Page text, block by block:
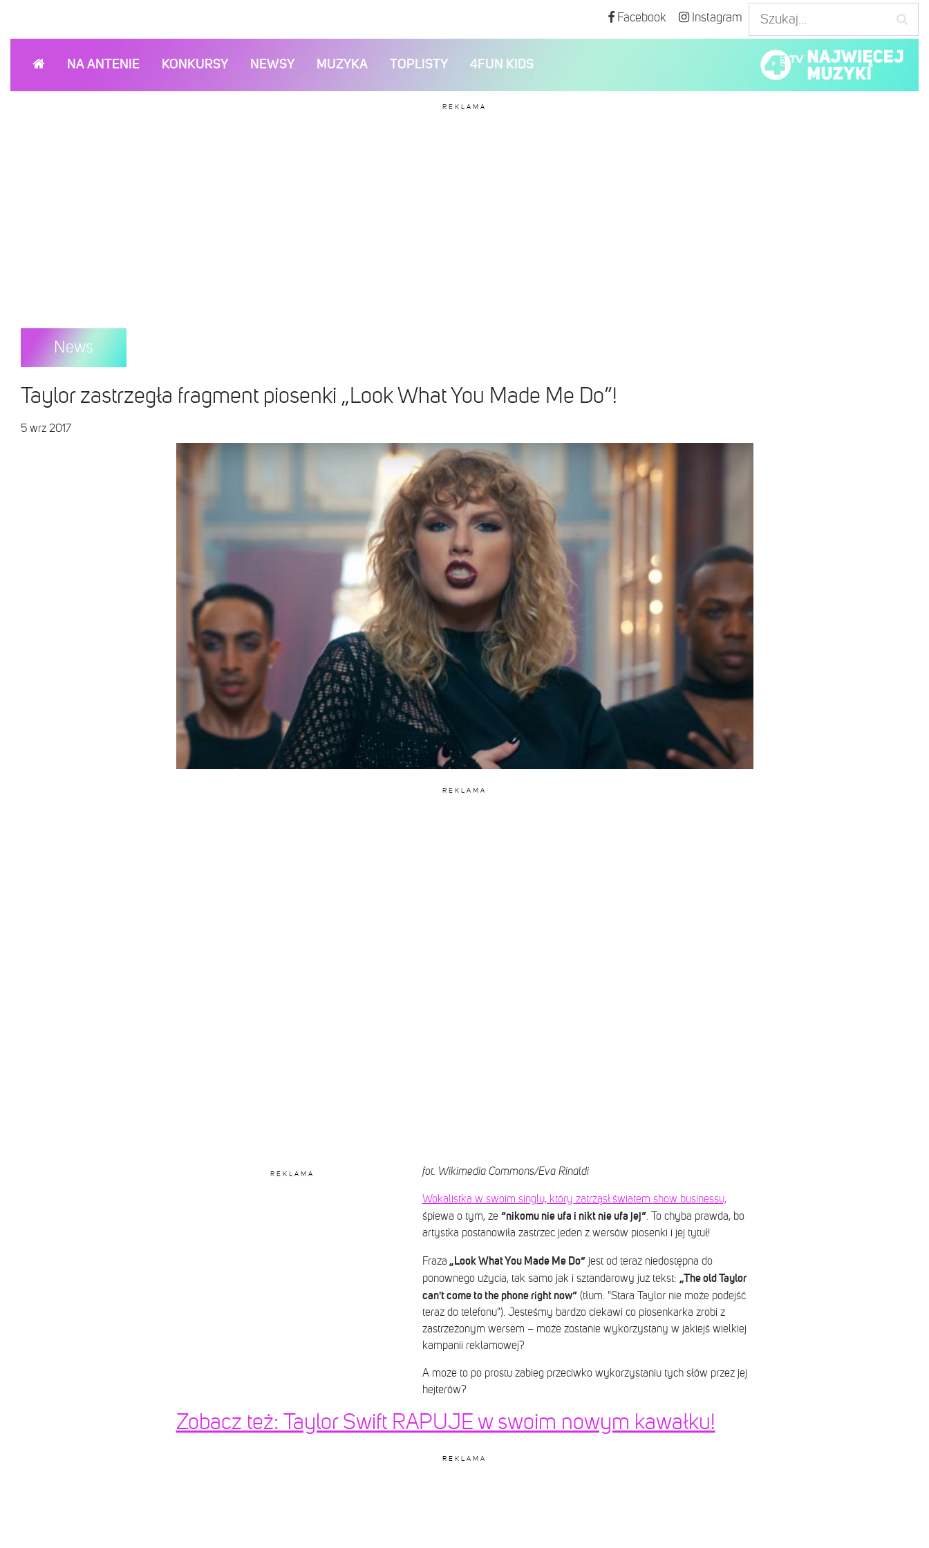
Facebook Instagram
NA ANTENIE KONKURSY NEWSY MUZYKA TOPLISTY 4FUN KIDS
REKLAMA
News
Taylor zastrzegła fragment piosenki „Look What You Made Me Do”!
5 wrz 2017
REKLAMA
REKLAMA fot. Wikimedia Commons/Eva Rinaldi
Wokalistka w swoim singlu, który zatrząsł światem show businessu,
śpiewa o tym, że “nikomu nie ufa i nikt nie ufa jej”. To chyba prawda, bo
artystka postanowiła zastrzec jeden z wersów piosenki i jej tytuł!
Fraza „Look What You Made Me Do” jest od teraz niedostępna do
ponownego użycia, tak samo jak i sztandarowy już tekst: „The old Taylor
can't come to the phone right now” (tłum. "Stara Taylor nie może podejść
teraz do telefonu"). Jesteśmy bardzo ciekawi co piosenkarka zrobi z
zastrzeżonym wersem – może zostanie wykorzystany w jakiejś wielkiej
kampanii reklamowej?
A może to po prostu zabieg przeciwko wykorzystaniu tych słów przez jej
hejterów?
Zobacz też: Taylor Swift RAPUJE w swoim nowym kawałku!
REKLAMA